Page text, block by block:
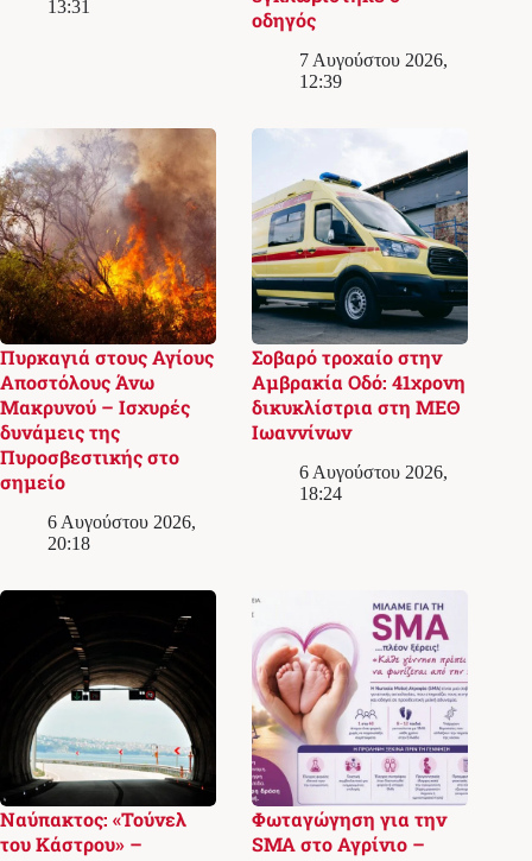
13:31
οδηγός
7 Αυγούστου 2026,
12:39
Πυρκαγιά στους Αγίους
Αποστόλους Άνω
Μακρυνού – Ισχυρές
δυνάμεις της
Πυροσβεστικής στο
σημείο
6 Αυγούστου 2026,
20:18
Σοβαρό τροχαίο στην
Αμβρακία Οδό: 41χρονη
δικυκλίστρια στη ΜΕΘ
Ιωαννίνων
6 Αυγούστου 2026,
18:24
Ναύπακτος: «Τούνελ
του Κάστρου» –
Φωταγώγηση για την
SMA στο Αγρίνιο –